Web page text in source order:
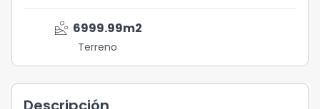
landslide 6999.99m2
Terreno